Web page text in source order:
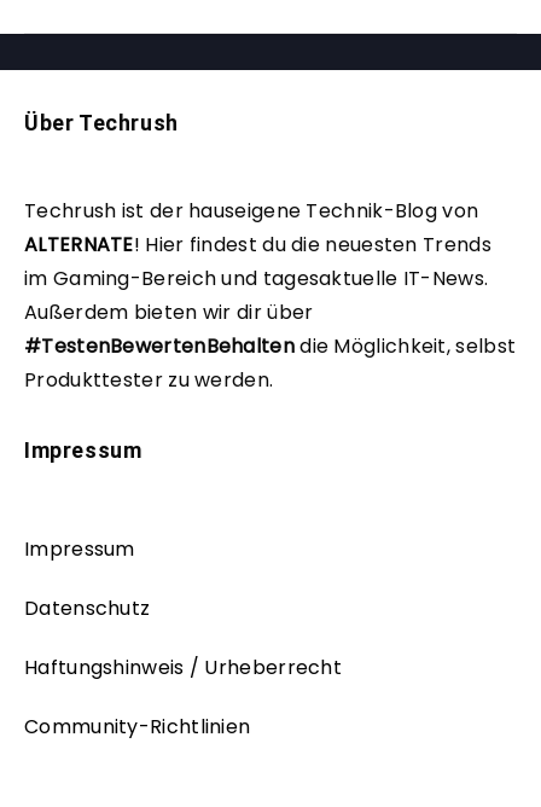
Über Techrush
Techrush ist der hauseigene Technik-Blog von
ALTERNATE! Hier findest du die neuesten Trends
im Gaming-Bereich und tagesaktuelle IT-News.
Außerdem bieten wir dir über
#TestenBewertenBehaltendie Möglichkeit, selbst
Produkttester zu werden.
Impressum
Impressum
Datenschutz
Haftungshinweis / Urheberrecht
Community-Richtlinien